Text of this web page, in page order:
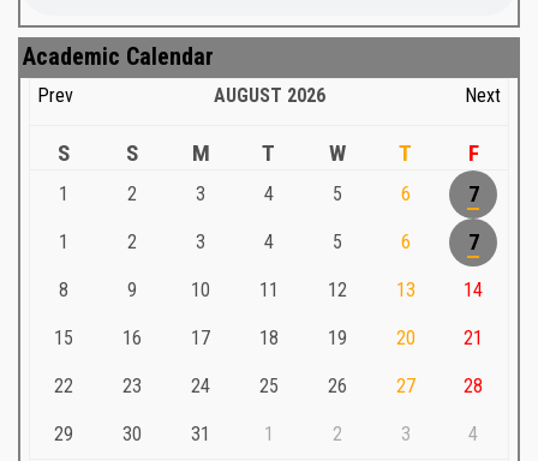
Academic Calendar
Prev AUGUST 2026 Next
S S M T W T F
1 2 3 4 5 6 7
1 2 3 4 5 6 7
8 9 10 11 12 13 14
15 16 17 18 19 20 21
22 23 24 25 26 27 28
29 30 31 1 2 3 4